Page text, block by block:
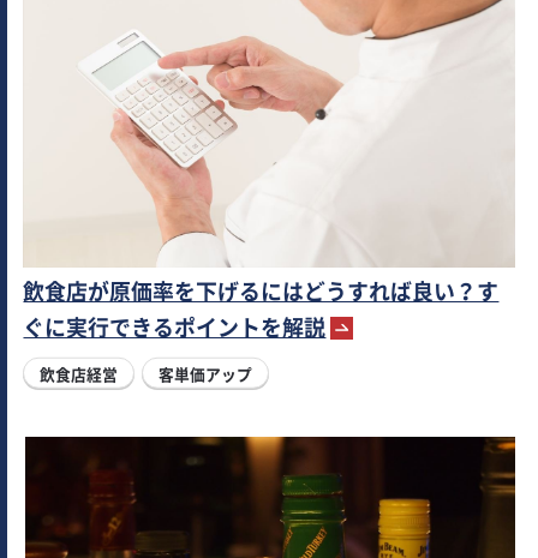
飲食店が原価率を下げるにはどうすれば良い？す
ぐに実行できるポイントを解説
飲食店経営 客単価アップ